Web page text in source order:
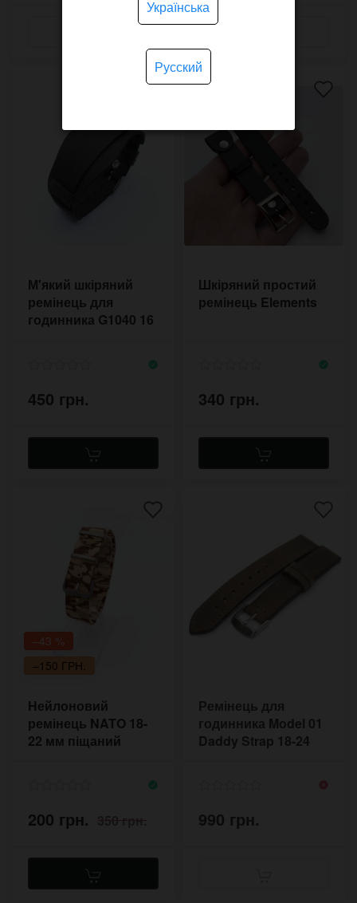
М'який шкіряний
ремінець для
годинника G1040 16
450 грн.
Шкіряний простий
ремінець Elements
340 грн.
–43 %
–150 ГРН.
Нейлоновий
ремінець NATO 18-
22 мм піщаний
200 грн. 350 грн.
Ремінець для
годинника Model 01
Daddy Strap 18-24
990 грн.
Українська
Русский